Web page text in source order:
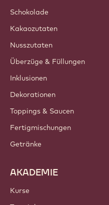
Schokolade
Kakaozutaten
Nusszutaten
Überzüge & Füllungen
Inklusionen
Dekorationen
Toppings & Saucen
Fertigmischungen
Getränke
AKADEMIE
Kurse